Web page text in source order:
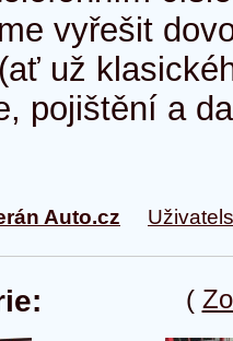
vyřešit
už
pojištění a
Auto.cz
(